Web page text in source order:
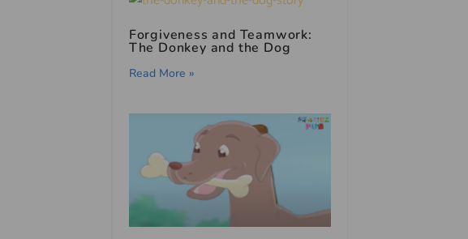
Forgiveness and Teamwork:
The Donkey and the Dog
Read More »